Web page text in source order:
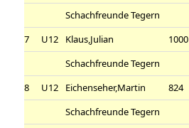
Schachfreunde Tegern
7
U12 Klaus,Julian 1000
Schachfreunde Tegern
8
U12 Eichenseher,Martin 824
Schachfreunde Tegern